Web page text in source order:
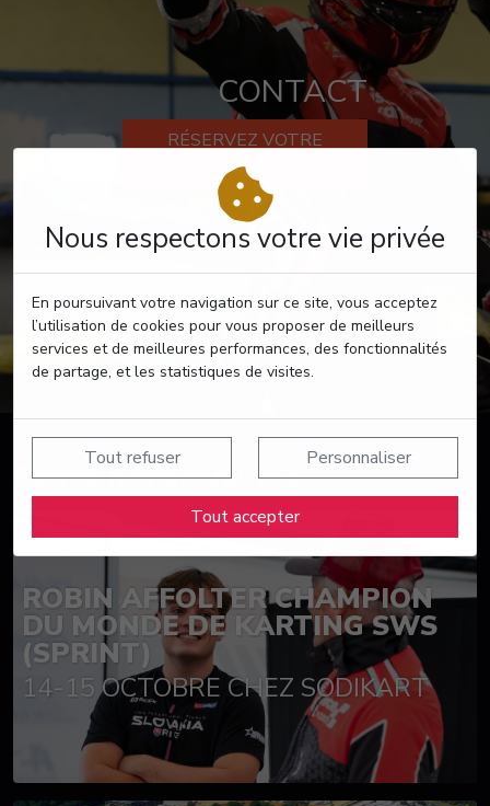
Nous respectons votre vie privée
En poursuivant votre navigation sur ce site, vous acceptez
l’utilisation de cookies pour vous proposer de meilleurs
services et de meilleures performances, des fonctionnalités
de partage, et les statistiques de visites.
Tout refuser Personnaliser
Tout accepter
CONTACT
RÉSERVEZ VOTRE
PASSAGE
Suivez nos actualités
ROBIN AFFOLTER CHAMPION
DU MONDE DE KARTING SWS
(SPRINT)
14-15 OCTOBRE CHEZ SODIKART